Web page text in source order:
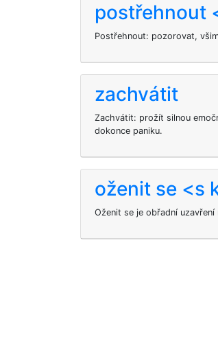
postřehnout
Postřehnout: pozorovat,
zachvátit
Zachvátit: prožít silnou
dokonce paniku.
oženit se <s
Oženit se je obřadní